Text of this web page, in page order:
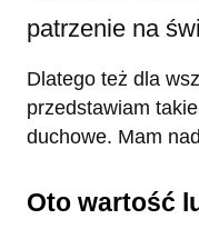
patrzenie na
Dlatego też dla
przedstawiam
duchowe. Mam
Oto wartość